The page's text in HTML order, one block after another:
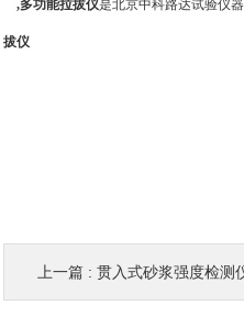
,多功能拉拔仪是北京中科路达试验仪
拔仪
上一篇 : 贯入式砂浆强度检测